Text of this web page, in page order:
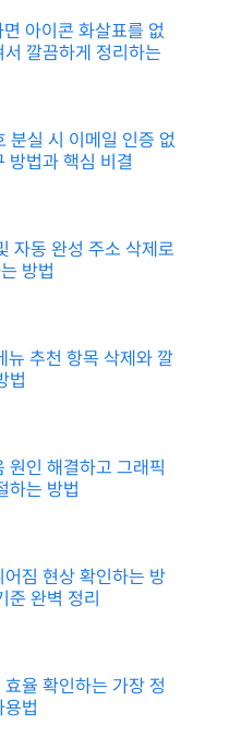
아이콘 화살표를 없
깔끔하게 정리하는
분실 시 이메일 인증 없
방법과 핵심 비결
자동 완성 주소 삭제로
방법
뉴 추천 항목 삭제와 깔
법
원인 해결하고 그래픽
하는 방법
짐 현상 확인하는 방
준 완벽 정리
율 확인하는 가장 정
법